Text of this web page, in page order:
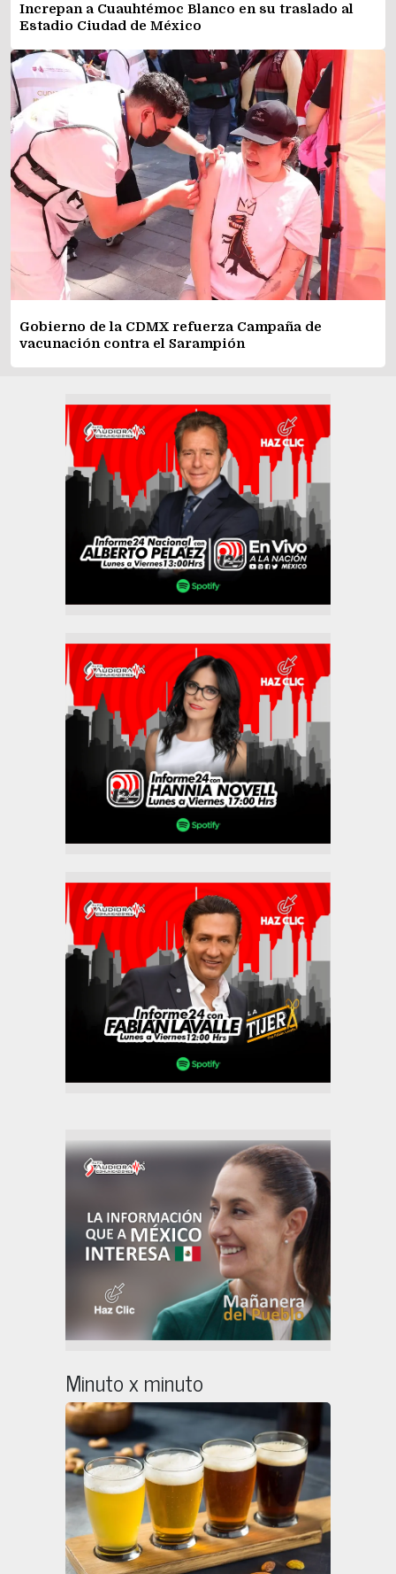
Increpan a Cuauhtémoc Blanco en su traslado al
Estadio Ciudad de México
Gobierno de la CDMX refuerza Campaña de
vacunación contra el Sarampión
Minuto x minuto